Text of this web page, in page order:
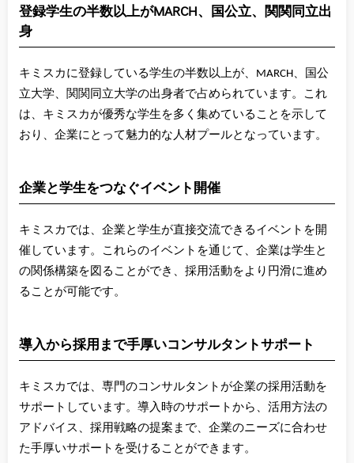
登録学生の半数以上がMARCH、国公立、関関同立出
身
キミスカに登録している学生の半数以上が、MARCH、国公
立大学、関関同立大学の出身者で占められています。これ
は、キミスカが優秀な学生を多く集めていることを示して
おり、企業にとって魅力的な人材プールとなっています。
企業と学生をつなぐイベント開催
キミスカでは、企業と学生が直接交流できるイベントを開
催しています。これらのイベントを通じて、企業は学生と
の関係構築を図ることができ、採用活動をより円滑に進め
ることが可能です。
導入から採用まで手厚いコンサルタントサポート
キミスカでは、専門のコンサルタントが企業の採用活動を
サポートしています。導入時のサポートから、活用方法の
アドバイス、採用戦略の提案まで、企業のニーズに合わせ
た手厚いサポートを受けることができます。